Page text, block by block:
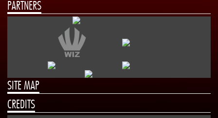
PARTNERS
SITE MAP
CREDITS